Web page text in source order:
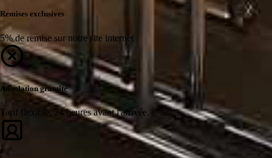
Remises exclusives
5% de remise sur notre site internet
Annulation gratuite
Tarif flexible, 24 heures avant l'arrivée.